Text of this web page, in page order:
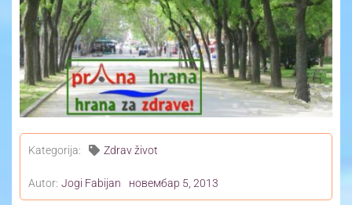
Yoga Travel
Blog
Joga
Kontakt
Kategorija: Zdrav život
Autor: Jogi Fabijan новембар 5, 2013